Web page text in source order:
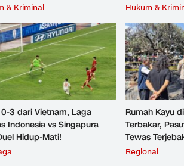
& Kriminal Hukum &
0-3 dari Vietnam, Laga
Indonesia vs Singapura
Hidup-Mati!
Rumah Kayu
Terbakar,
Tewas
Regional